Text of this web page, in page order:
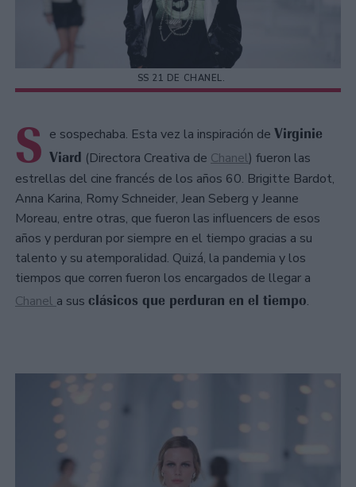
SS 21 DE CHANEL.
S e sospechaba. Esta vez la inspiración de Virginie
Viard (Directora Creativa de Chanel) fueron las
estrellas del cine francés de los años 60. Brigitte Bardot,
Anna Karina, Romy Schneider, Jean Seberg y Jeanne
Moreau, entre otras, que fueron las influencers de esos
años y perduran por siempre en el tiempo gracias a su
talento y su atemporalidad. Quizá, la pandemia y los
tiempos que corren fueron los encargados de llegar a
Chanel a sus clásicos que perduran en el tiempo.